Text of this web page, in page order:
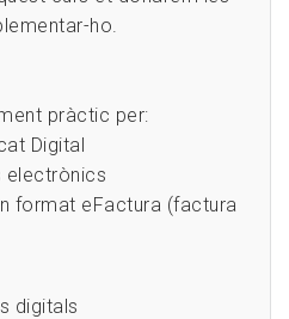
ho.
pràctic per:
Digital
electrònics
format eFactura (factura
digitals